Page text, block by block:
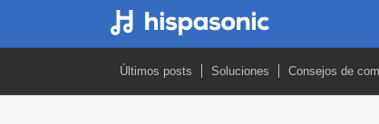
Últimos posts Soluciones Consejos de